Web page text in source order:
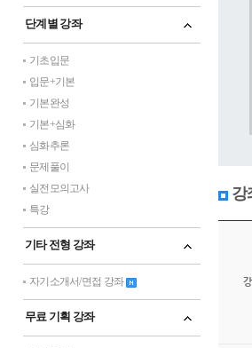
단계별 강좌
기초입문
입문+기본
기본완성
기본+심화
심화추론
문제풀이
실전모의고사
특강
기타 전형 강좌
자기소개서/면접 강좌
무료 기획 강좌
강